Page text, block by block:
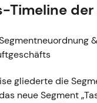
Timeline
gliederte die
neue Segment